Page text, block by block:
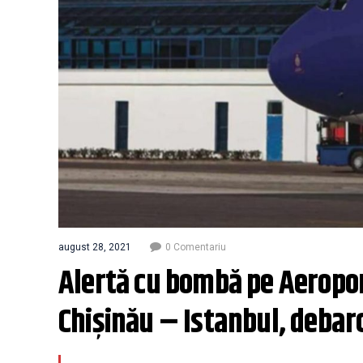
august 28, 2021 0 Comentariu
Alertă cu bombă pe
Chișinău – Istanbul,